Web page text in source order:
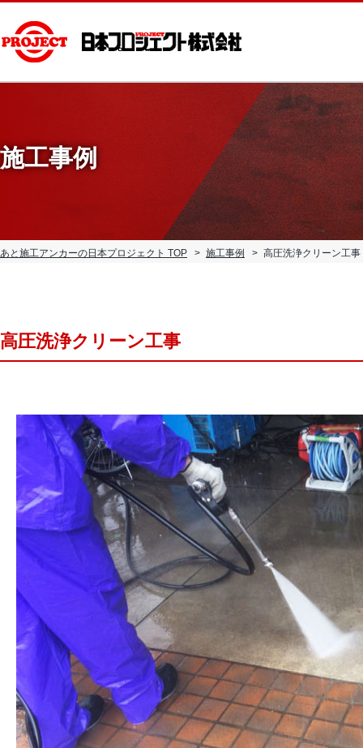
施工事例
あと施工アンカーの日本プロジェクト TOP 施工事例 高圧洗浄クリーン工事
高圧洗浄クリーン工事